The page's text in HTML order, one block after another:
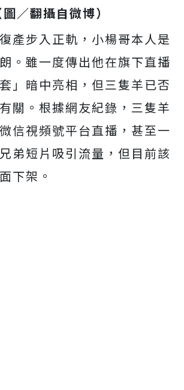
圖／翻攝自微博）
產步入正軌，小楊哥本人是
。雖一度傳出他在旗下直播
」暗中亮相，但三隻羊已否
關。根據網友紀錄，三隻羊
信視頻號平台直播，甚至一
弟短片吸引流量，但目前該
下架。